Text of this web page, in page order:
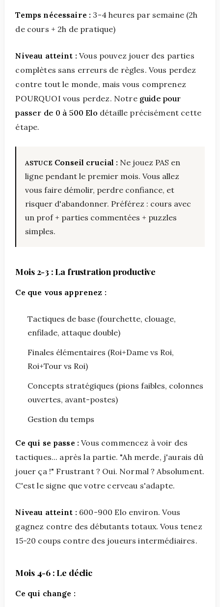
Temps nécessaire : 3-4 heures par semaine (2h
de cours + 2h de pratique)
Niveau atteint : Vous pouvez jouer des parties
complètes sans erreurs de règles. Vous perdez
contre tout le monde, mais vous comprenez
POURQUOI vous perdez. Notre guide pour
passer de 0 à 500 Elo détaille précisément cette
étape.
Conseil crucial : Ne jouez PAS en
ligne pendant le premier mois. Vous allez
vous faire démolir, perdre confiance, et
risquer d'abandonner. Préférez : cours avec
un prof + parties commentées + puzzles
simples.
Mois 2-3 : La frustration productive
Ce que vous apprenez :
Tactiques de base (fourchette, clouage,
enfilade, attaque double)
Finales élémentaires (Roi+Dame vs Roi,
Roi+Tour vs Roi)
Concepts stratégiques (pions faibles, colonnes
ouvertes, avant-postes)
Gestion du temps
Ce qui se passe : Vous commencez à voir des
tactiques... après la partie. "Ah merde, j'aurais dû
jouer ça !" Frustrant ? Oui. Normal ? Absolument.
C'est le signe que votre cerveau s'adapte.
Niveau atteint : 600-900 Elo environ. Vous
gagnez contre des débutants totaux. Vous tenez
15-20 coups contre des joueurs intermédiaires.
Mois 4-6 : Le déclic
Ce qui change :